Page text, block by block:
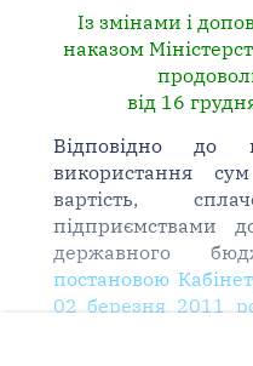
Із змінами і
наказом
від 16
Відповідно до
використання
вартість,
підприємствами
державного
постановою
02 березня 2011
протоколу